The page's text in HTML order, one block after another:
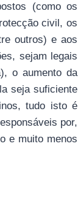
(como os
civil, os
outros) e aos
sejam legais
o aumento da
seja suficiente
tudo isto é
por,
e muito menos